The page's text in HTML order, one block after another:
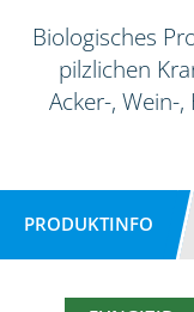
Biologisches
pilzlichen
Acker-, Wein-
PRODUKTINFO